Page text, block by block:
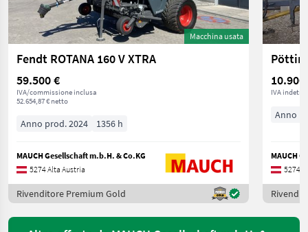
Macchina usata
Fendt ROTANA 160 V XTRA
59.500 €
IVA/commissione inclusa
52.654,87 € netto
Anno prod. 2024 1356 h
MAUCH Gesellschaft m.b.H. & Co.KG
5274 Alta Austria
Rivenditore Premium Gold
10.900
IVA
Anno
MAUCH
5274